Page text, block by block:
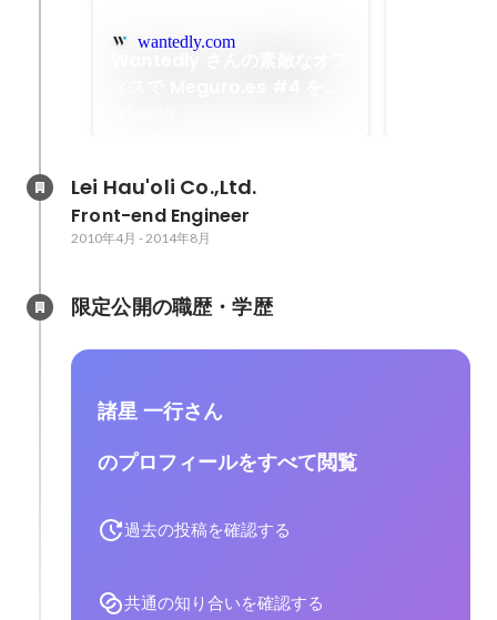
wantedly.com
Lei Hau'oli Co.,Ltd.
Front-end Engineer
2010年4月 - 2014年8月
限定公開の職歴・学歴
諸星 一行さん
のプロフィールをすべて閲覧
過去の投稿を確認する
共通の知り合いを確認する